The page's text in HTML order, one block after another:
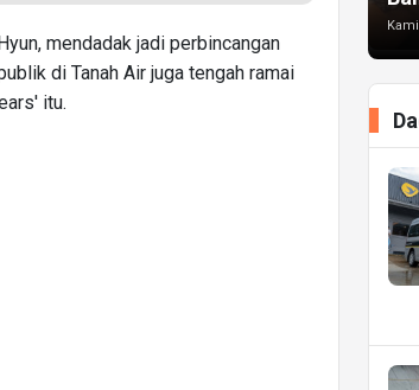
mendadak jadi perbincangan
di Tanah Air juga tengah ramai
itu.